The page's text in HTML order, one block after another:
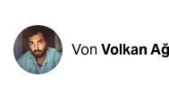
shop
Von Volkan